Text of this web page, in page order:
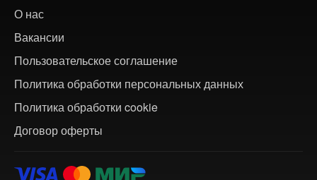
О нас
Вакансии
Пользовательское соглашение
Политика обработки персональных данных
Политика обработки cookie
Договор оферты